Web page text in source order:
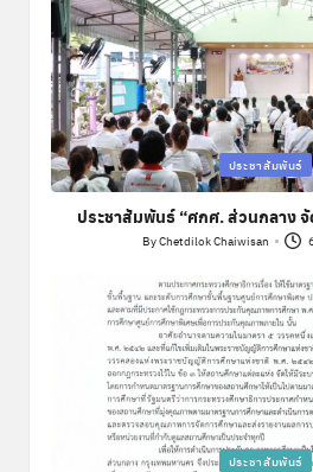
Posted
in
ประชาสัมพันธ์
ประชาสัมพันธ์ “ศกศ. ส่วนกลาง
Posted
ByChetdilok Chaiwisan
Posted
ประชาสัมพันธ์